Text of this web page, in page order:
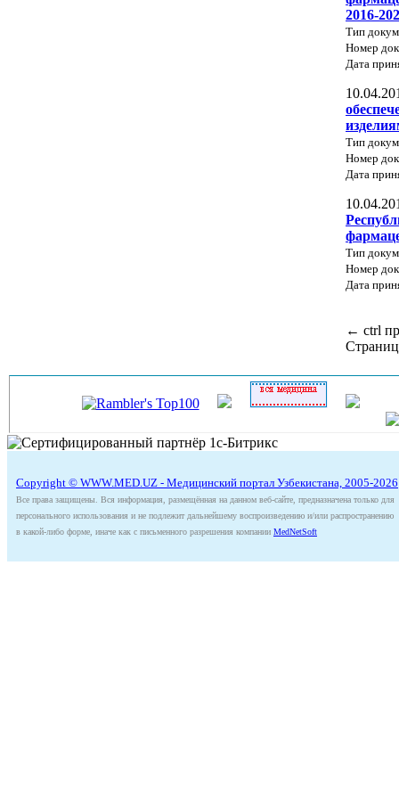
2016-
Тип
Номер
Дата
Тип
Номер
Дата
Тип
Номер
Дата
← ctrl
Copyright © WWW.MED.UZ - Медицинский портал Узбекистана, 2005-2026
Все права защищены. Вся информация, размещённая на данном веб-сайте, предназначена только для
персонального использования и не подлежит дальнейшему воспроизведению и/или распространению
в какой-либо форме, иначе как с письменного разрешения компании MedNetSoft